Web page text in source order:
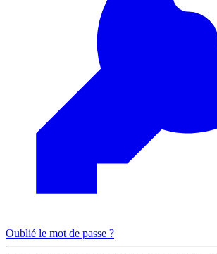
Oublié le mot de passe ?